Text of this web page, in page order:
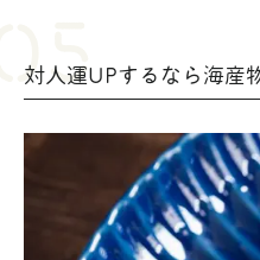
対人運UPするなら海産